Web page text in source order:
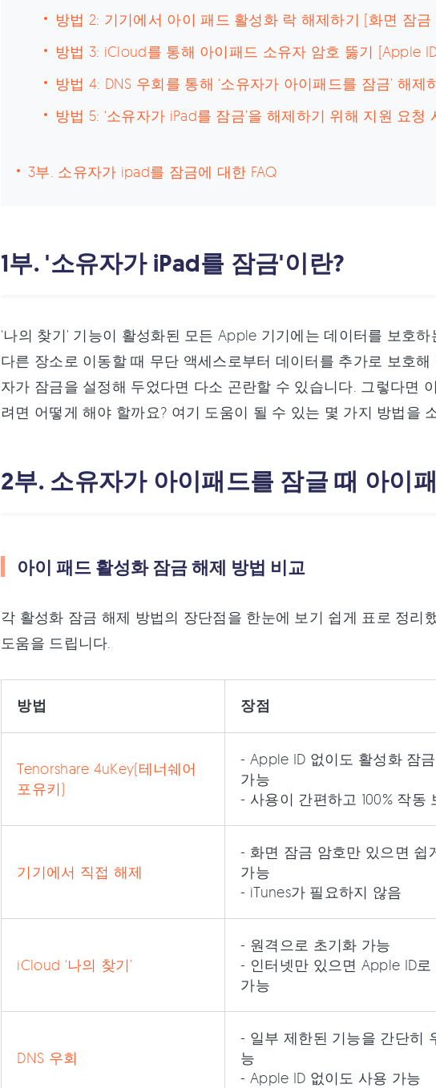
방법 2: 기기에서 아이 패드 활성화 락 해제하기 [화면 잠금
방법 3: iCloud를 통해 아이패드 소유자 암호 뚫기 [Apple
방법 4: DNS 우회를 통해 ‘소유자가 아이패드를 잠금’ 해제
방법 5: ‘소유자가 iPad를 잠금’을 해제하기 위해 지원 요청
3부. 소유자가 ipad를 잠금에 대한 FAQ
1부. '소유자가 iPad를 잠금'이란?
'나의 찾기' 기능이 활성화된 모든 Apple 기기에는 데이터를 보호
다른 장소로 이동할 때 무단 액세스로부터 데이터를 추가로 보호
자가 잠금을 설정해 두었다면 다소 곤란할 수 있습니다. 그렇다면
려면 어떻게 해야 할까요? 여기 도움이 될 수 있는 몇 가지 방법을
2부. 소유자가 아이패드를 잠글 때 아이
아이 패드 활성화 잠금 해제 방법 비교
각 활성화 잠금 해제 방법의 장단점을 한눈에 보기 쉽게 표로 정리
도움을 드립니다.
방법 장점
Tenorshare 4uKey(테너쉐어
포유키)
- Apple ID 없이도 활성화 잠
가능
- 사용이 간편하고 100% 작동
기기에서 직접 해제
- 화면 잠금 암호만 있으면 쉽
가능
- iTunes가 필요하지 않음
iCloud ‘나의 찾기’
- 원격으로 초기화 가능
- 인터넷만 있으면 Apple ID로
가능
DNS 우회
- 일부 제한된 기능을 간단히
능
- Apple ID 없이도 사용 가능